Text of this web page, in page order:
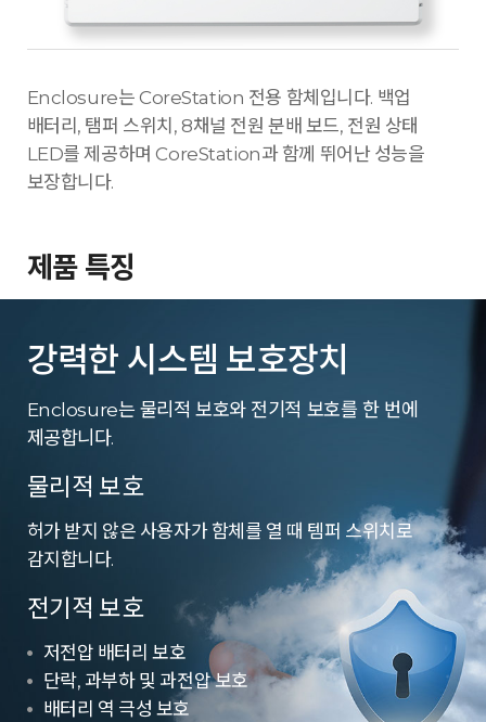
Enclosure는 CoreStation 전용 함체입니다. 백업
배터리, 탬퍼 스위치, 8채널 전원 분배 보드, 전원 상태
LED를 제공하며 CoreStation과 함께 뛰어난 성능을
보장합니다.
제품 특징
강력한 시스템 보호장치
Enclosure는 물리적 보호와 전기적 보호를 한 번에
제공합니다.
물리적 보호
허가 받지 않은 사용자가 함체를 열 때 템퍼 스위치로
감지합니다.
전기적 보호
저전압 배터리 보호
단락, 과부하 및 과전압 보호
배터리 역 극성 보호